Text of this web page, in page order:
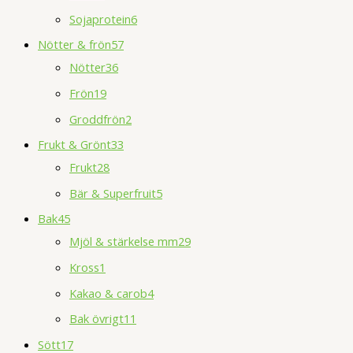
Sojaprotein6
Nötter & frön57
Nötter36
Frön19
Groddfrön2
Frukt & Grönt33
Frukt28
Bär & Superfruit5
Bak45
Mjöl & stärkelse mm29
Kross1
Kakao & carob4
Bak övrigt11
Sött17